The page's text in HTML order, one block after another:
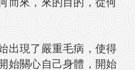
出現了嚴重毛病，使得
始關心自己身體，開始